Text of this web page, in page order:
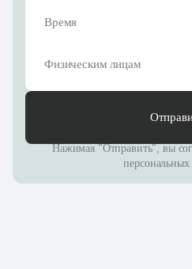
Физическим лицам
Нажимая "Отправить", вы